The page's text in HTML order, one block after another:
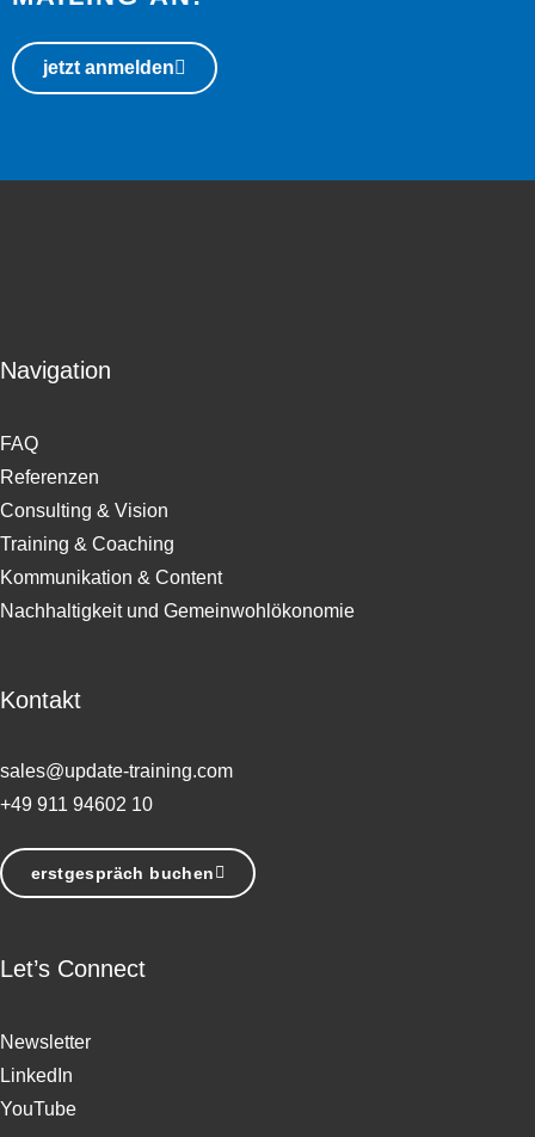
jetzt anmelden
Navigation
FAQ
Referenzen
Consulting & Vision
Training & Coaching
Kommunikation & Content
Nachhaltigkeit und Gemeinwohlökonomie
Kontakt
sales@update-training.com
+49 911 94602 10
erstgespräch buchen
Let’s Connect
Newsletter
LinkedIn
YouTube